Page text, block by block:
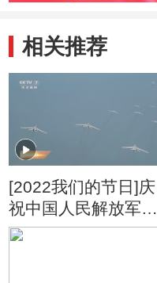
相关推荐
[2022我们的节日]庆
祝中国人民解放军建
军95周年·强军征途